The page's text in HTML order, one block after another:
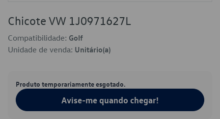
Chicote VW 1J0971627L
Compatibilidade: Golf
Unidade de venda: Unitário(a)
Produto temporariamente esgotado.
Avise-me quando chegar!